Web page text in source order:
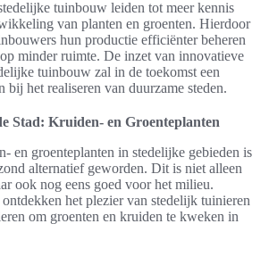
tuinbouw leiden tot meer kennis
van planten en groenten. Hierdoor
hun productie efficiënter beheren
minder ruimte. De inzet van innovatieve
tuinbouw zal in de toekomst een
bij het realiseren van duurzame steden.
Stad: Kruiden- en Groenteplanten
en groenteplanten in stedelijke gebieden is
alternatief geworden. Dit is niet alleen
ook nog eens goed voor het milieu.
ontdekken het plezier van stedelijk tuinieren
om groenten en kruiden te kweken in